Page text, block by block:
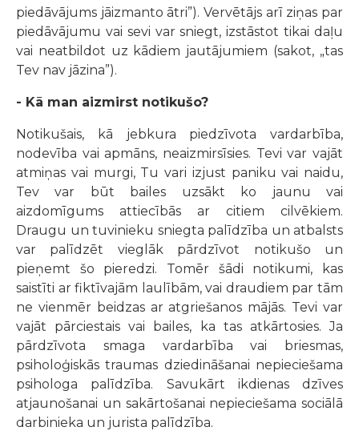
piedāvājums jāizmanto ātri”). Vervētājs arī ziņas par
piedāvājumu vai sevi var sniegt, izstāstot tikai daļu
vai neatbildot uz kādiem jautājumiem (sakot, „tas
Tev nav jāzina”).
- Kā man aizmirst notikušo?
Notikušais, kā jebkura piedzīvota vardarbība,
nodevība vai apmāns, neaizmirsīsies. Tevi var vajāt
atmiņas vai murgi, Tu vari izjust paniku vai naidu,
Tev var būt bailes uzsākt ko jaunu vai
aizdomīgums attiecībās ar citiem cilvēkiem.
Draugu un tuvinieku sniegta palīdzība un atbalsts
var palīdzēt vieglāk pārdzīvot notikušo un
pieņemt šo pieredzi. Tomēr šādi notikumi, kas
saistīti ar fiktīvajām laulībām, vai draudiem par tām
ne vienmēr beidzas ar atgriešanos mājās. Tevi var
vajāt pārciestais vai bailes, ka tas atkārtosies. Ja
pārdzīvota smaga vardarbība vai briesmas,
psiholoģiskās traumas dziedināšanai nepieciešama
psihologa palīdzība. Savukārt ikdienas dzīves
atjaunošanai un sakārtošanai nepieciešama sociālā
darbinieka un jurista palīdzība.